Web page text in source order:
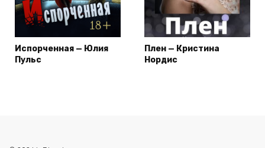
Испорченная — Юлия
Пульс
Плен — Кристина
Нордис